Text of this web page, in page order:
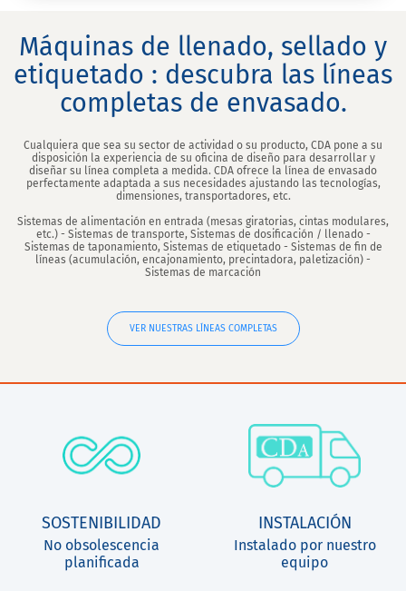
Máquinas de llenado, sellado y
etiquetado : descubra las líneas
completas de envasado.
Cualquiera que sea su sector de actividad o su producto, CDA pone a su
disposición la experiencia de su oficina de diseño para desarrollar y
diseñar su línea completa a medida. CDA ofrece la línea de envasado
perfectamente adaptada a sus necesidades ajustando las tecnologías,
dimensiones, transportadores, etc.
Sistemas de alimentación en entrada (mesas giratorias, cintas modulares,
etc.) - Sistemas de transporte, Sistemas de dosificación / llenado -
Sistemas de taponamiento, Sistemas de etiquetado - Sistemas de fin de
líneas (acumulación, encajonamiento, precintadora, paletización) -
Sistemas de marcación
VER NUESTRAS LÍNEAS COMPLETAS
SOSTENIBILIDAD
No obsolescencia
planificada
INSTALACIÓN
Instalado por nuestro
equipo